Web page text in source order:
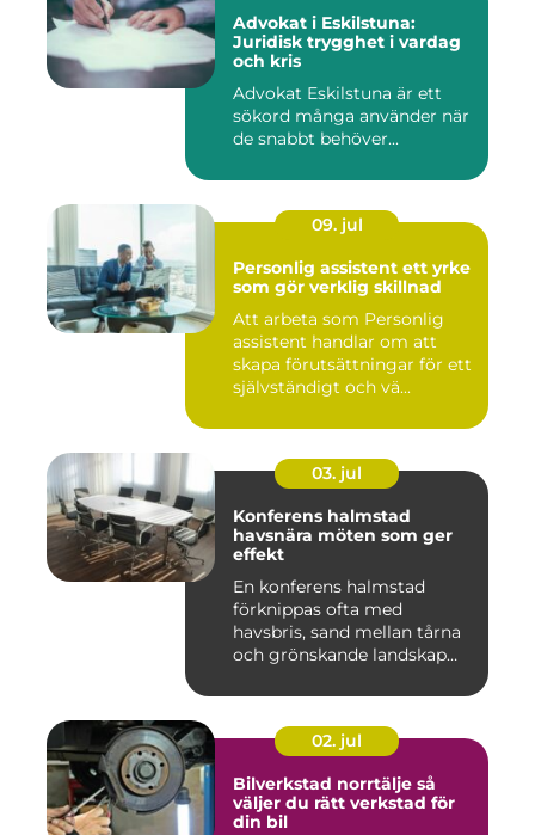
Advokat i Eskilstuna:
Juridisk trygghet i vardag
och kris
Advokat Eskilstuna är ett
sökord många använder när
de snabbt behöver...
09. jul
Personlig assistent ett yrke
som gör verklig skillnad
Att arbeta som Personlig
assistent handlar om att
skapa förutsättningar för ett
självständigt och vä...
03. jul
Konferens halmstad
havsnära möten som ger
effekt
En konferens halmstad
förknippas ofta med
havsbris, sand mellan tårna
och grönskande landskap
02. jul
Bilverkstad norrtälje så
väljer du rätt verkstad för
din bil